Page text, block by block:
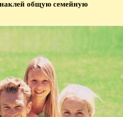
общую семейную